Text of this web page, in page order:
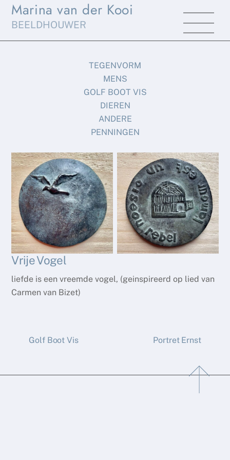
SkipMarina van der Kooi
BEELDHOUWER
TEGENVORM
MENS
GOLF BOOT VIS
DIEREN
ANDERE
PENNINGEN
Vrije Vogel
liefde is een vreemde vogel, (geinspireerd op lied van
Carmen van Bizet)
Golf Boot Vis Portret Ernst
Top